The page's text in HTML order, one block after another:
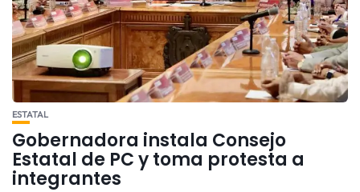
ESTATAL
Gobernadora instala Consejo
Estatal de PC y toma protesta a
integrantes